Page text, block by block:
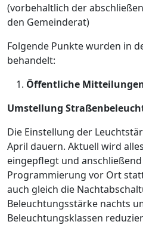
(vorbehaltlich der
den Gemeinderat)
Folgende Punkte wurden in
behandelt:
Öffentliche
Umstellung
Die Einstellung der
April dauern. Aktuell wird
eingepflegt und
Programmierung vor Ort
auch gleich die
Beleuchtungsstärke nachts
Beleuchtungsklassen